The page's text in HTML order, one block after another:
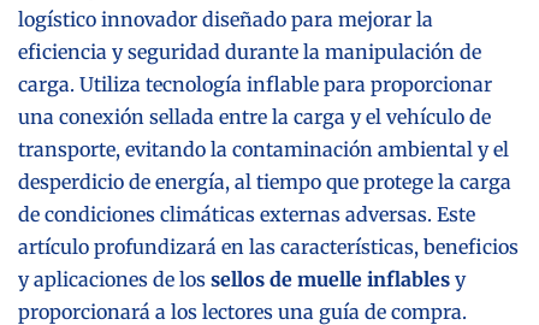
logístico innovador diseñado para mejorar la
eficiencia y seguridad durante la manipulación de
carga. Utiliza tecnología inflable para proporcionar
una conexión sellada entre la carga y el vehículo de
transporte, evitando la contaminación ambiental y el
desperdicio de energía, al tiempo que protege la carga
de condiciones climáticas externas adversas. Este
artículo profundizará en las características, beneficios
y aplicaciones de los sellos de muelle inflables y
proporcionará a los lectores una guía de compra.